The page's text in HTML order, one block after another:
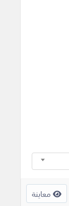
معاينة